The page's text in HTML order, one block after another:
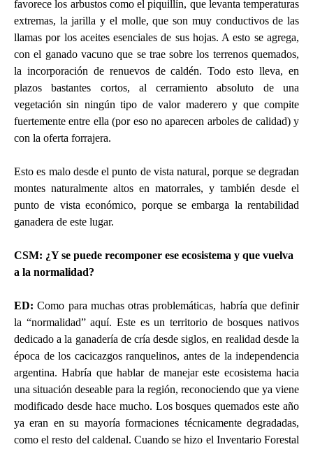
favorece los arbustos como el piquillín, que levanta temperaturas
extremas, la jarilla y el molle, que son muy conductivos de las
llamas por los aceites esenciales de sus hojas. A esto se agrega,
con el ganado vacuno que se trae sobre los terrenos quemados,
la incorporación de renuevos de caldén. Todo esto lleva, en
plazos bastantes cortos, al cerramiento absoluto de una
vegetación sin ningún tipo de valor maderero y que compite
fuertemente entre ella (por eso no aparecen arboles de calidad) y
con la oferta forrajera.
Esto es malo desde el punto de vista natural, porque se degradan
montes naturalmente altos en matorrales, y también desde el
punto de vista económico, porque se embarga la rentabilidad
ganadera de este lugar.
CSM: ¿Y se puede recomponer ese ecosistema y que vuelva
a la normalidad?
ED: Como para muchas otras problemáticas, habría que definir
la “normalidad” aquí. Este es un territorio de bosques nativos
dedicado a la ganadería de cría desde siglos, en realidad desde la
época de los cacicazgos ranquelinos, antes de la independencia
argentina. Habría que hablar de manejar este ecosistema hacia
una situación deseable para la región, reconociendo que ya viene
modificado desde hace mucho. Los bosques quemados este año
ya eran en su mayoría formaciones técnicamente degradadas,
como el resto del caldenal. Cuando se hizo el Inventario Forestal